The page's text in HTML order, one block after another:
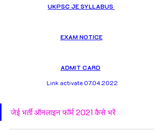
UKPSC JE SYLLABUS
EXAM NOTICE
ADMIT CARD
Link activate 07.04.2022
जेई भर्ती ऑनलाइन फॉर्म 2021 कैसे भरें